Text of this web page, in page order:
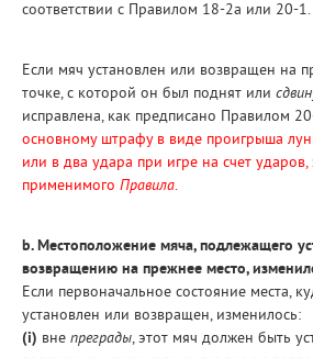
соответствии с Правилом 18-2а или 20-1.
Если мяч установлен или возвращен на
точке, с которой он был поднят или
исправлена, как предписано Правилом
основному штрафу в виде проигрыша
или в два удара при игре на счет
применимого Правила.
b. Местоположение мяча, подлежащего
возвращению на прежнее место,
Если первоначальное состояние места,
установлен или возвращен, изменилось:
(i) вне преграды, этот мяч должен быть